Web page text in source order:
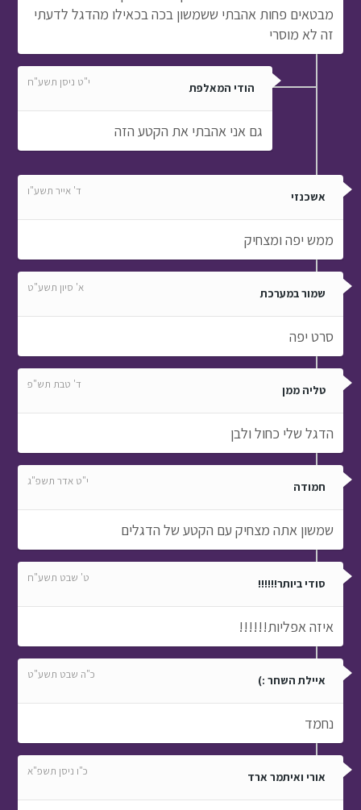
מבטאים פחות אהבתי ששמשון בכה בכאילו מהדגל לדעתי
זה לא מוסרי
הודי המאלפת י"ט ניסן תשע"ח
גם אני אהבתי את הקטע הזה
אשכנזי ד' אייר תשע"ו
ממש יפה ומצחיק
שמור במערכת א' סיון תשע"ט
סרט יפה
טליה ממן ד' טבת תש"פ
הדגל שלי כחול ולבן
חמודה י"ט אדר תשפ"ג
שמשון אתה מצחיק עם הקטע של הדגלים
סודי ביותר!!!!!! ט' שבט תשע"ח
איזה אפליות!!!!!!
איילת השחר :) כ"ה שבט תשע"ט
נחמד
אורי ואיתמר ארד כ"ו ניסן תשפ"א